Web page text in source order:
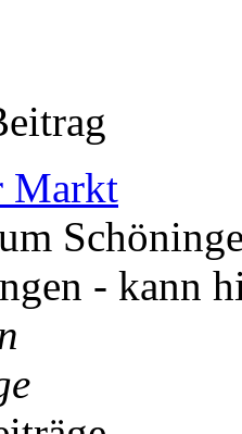
Markt
- kann